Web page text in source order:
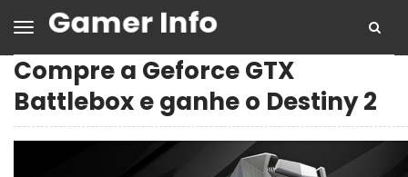
Compre a Geforce GTX
Battlebox e ganhe o Destiny 2